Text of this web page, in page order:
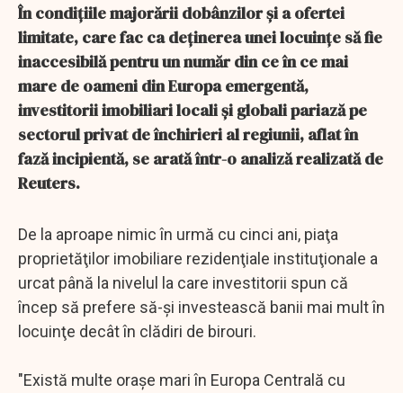
În condiţiile majorării dobânzilor şi a ofertei
limitate, care fac ca deţinerea unei locuinţe să fie
inaccesibilă pentru un număr din ce în ce mai
mare de oameni din Europa emergentă,
investitorii imobiliari locali şi globali pariază pe
sectorul privat de închirieri al regiunii, aflat în
fază incipientă, se arată într-o analiză realizată de
Reuters.
De la aproape nimic în urmă cu cinci ani, piaţa
proprietăţilor imobiliare rezidenţiale instituţionale a
urcat până la nivelul la care investitorii spun că
încep să prefere să-şi investească banii mai mult în
locuinţe decât în clădiri de birouri.
"Există multe oraşe mari în Europa Centrală cu